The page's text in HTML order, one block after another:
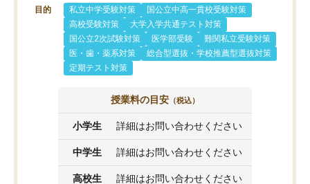
目的 私立中学受験対策
国公立中高一貫校受験対策
高校受験対策
大学入学共通テスト対策
国公立2次試験対策
医学部受験
難関私立受験対策
医・歯・薬系対策
総合型選抜・学校推薦型選抜対策
定期テスト対策
授業料の目安 （税込）
小学生 詳細はお問い合わせください
中学生 詳細はお問い合わせください
高校生 詳細はお問い合わせください